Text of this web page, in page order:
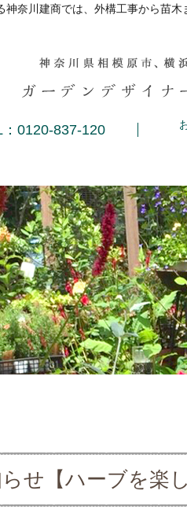
神奈川建商では、外構工事から苗
：0120-837-120
せ【ハーブを楽